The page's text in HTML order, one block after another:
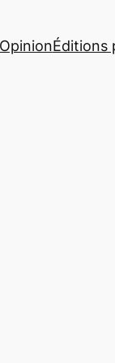
Éditions